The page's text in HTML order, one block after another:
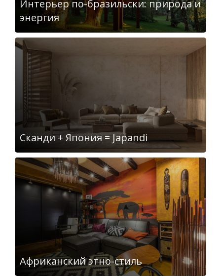
Интерьер по-бразильски: природа и
энергия
Сканди + Япония = Japandi
Африканский этно-стиль